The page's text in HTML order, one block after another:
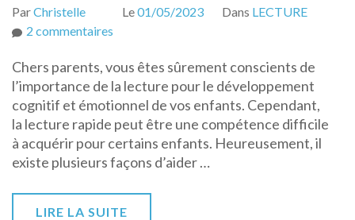
ParChristelle Le01/05/2023 Dans LECTURE
2 commentaires
votre
enfant
peut
devenir
un
héros
Chers parents, vous êtes sûrement conscients de
l’importance de la lecture pour le développement
cognitif et émotionnel de vos enfants. Cependant,
la lecture rapide peut être une compétence difficile
à acquérir pour certains enfants. Heureusement, il
existe plusieurs façons d’aider …
LIRE LA SUITE